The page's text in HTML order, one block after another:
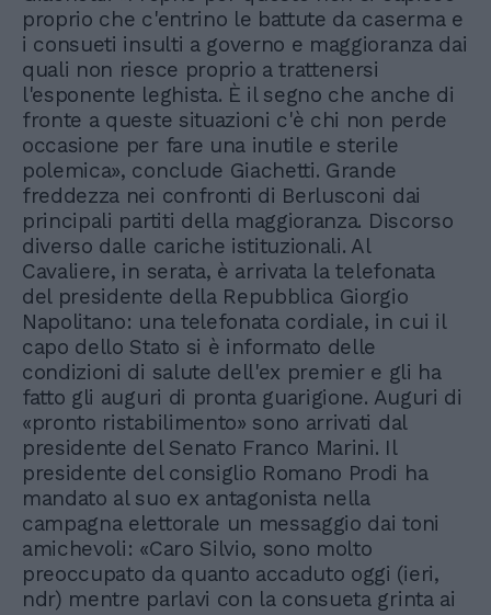
proprio che c'entrino le battute da caserma e
i consueti insulti a governo e maggioranza dai
quali non riesce proprio a trattenersi
l'esponente leghista. È il segno che anche di
fronte a queste situazioni c'è chi non perde
occasione per fare una inutile e sterile
polemica», conclude Giachetti. Grande
freddezza nei confronti di Berlusconi dai
principali partiti della maggioranza. Discorso
diverso dalle cariche istituzionali. Al
Cavaliere, in serata, è arrivata la telefonata
del presidente della Repubblica Giorgio
Napolitano: una telefonata cordiale, in cui il
capo dello Stato si è informato delle
condizioni di salute dell'ex premier e gli ha
fatto gli auguri di pronta guarigione. Auguri di
«pronto ristabilimento» sono arrivati dal
presidente del Senato Franco Marini. Il
presidente del consiglio Romano Prodi ha
mandato al suo ex antagonista nella
campagna elettorale un messaggio dai toni
amichevoli: «Caro Silvio, sono molto
preoccupato da quanto accaduto oggi (ieri,
ndr) mentre parlavi con la consueta grinta ai